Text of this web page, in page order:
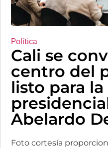
Política
Cali se
centro del
listo para
Abelardo
Foto cortesía